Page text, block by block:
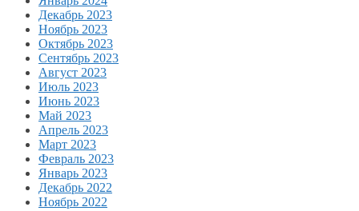
Декабрь 2023
Ноябрь 2023
Октябрь 2023
Сентябрь 2023
Август 2023
Июль 2023
Июнь 2023
Май 2023
Апрель 2023
Март 2023
Февраль 2023
Январь 2023
Декабрь 2022
Ноябрь 2022